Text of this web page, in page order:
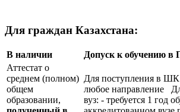
Для граждан Казахстана:
В наличии
Допуск к обучению в
Аттестат о
среднем (полном)
общем
образовании,
Для поступления в
любое направление
вуз: - требуется 1 год